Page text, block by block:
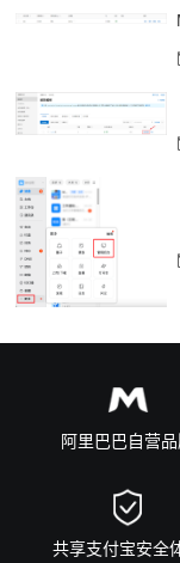
阿里巴巴自营
共享支付宝安全